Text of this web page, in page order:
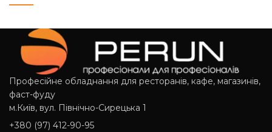
Професійне обладнання для ресторанів, кафе, магазинів,
фаст-фуду
м.Київ, вул. Північно-Сирецька 1
+380 (97) 412-90-95